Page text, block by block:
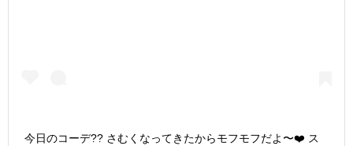
今日のコーデ?? さむくなってきたからモフモフだよ〜❤️ ス